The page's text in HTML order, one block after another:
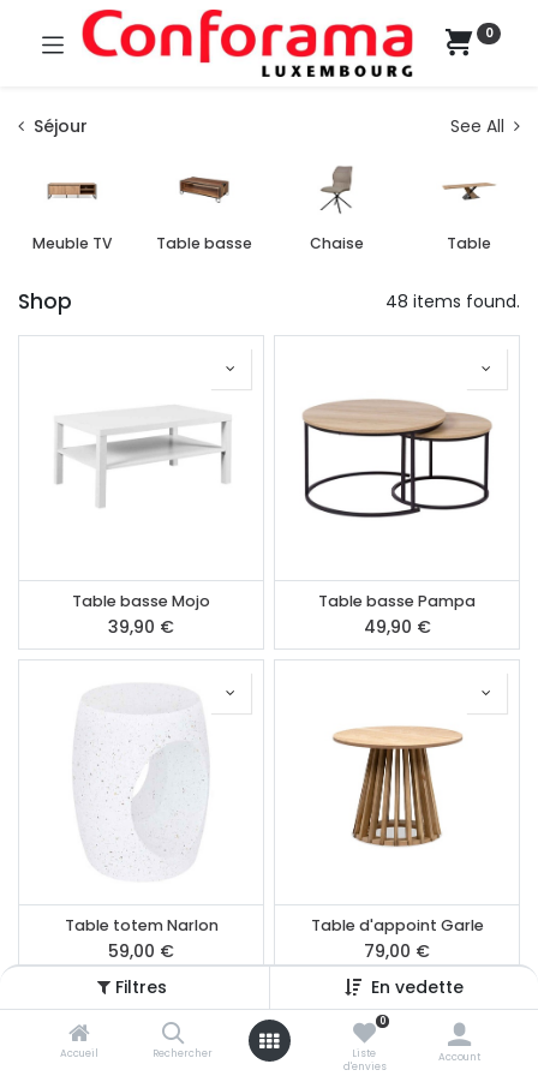
Filtres En vedette
Accueil Rechercher
0
Liste
d'envies
Account
0
Séjour See All
Meuble TV Table basse Chaise Table
Shop 48 items found.
Table basse Mojo
39,90 €
Table basse Pampa
49,90 €
Table totem Narlon
59,00 €
Table d'appoint Garle
79,00 €